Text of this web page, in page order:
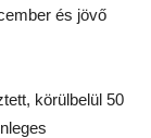
és jövő
körülbelül 50